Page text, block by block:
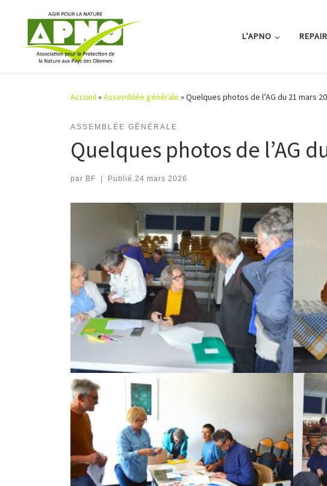
Passer au contenu
L’APNO
Accueil»Assemblée générale »Quelques photos de l’AG du 21 mars
ASSEMBLÉE GÉNÉRALE
Quelques photos de l’AG
par BF Publié 24 mars 2026